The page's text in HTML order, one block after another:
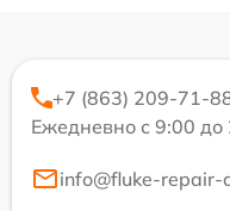
+7 (863) 209-71-
Ежедневно с 9:00 до
info@fluke-repair-